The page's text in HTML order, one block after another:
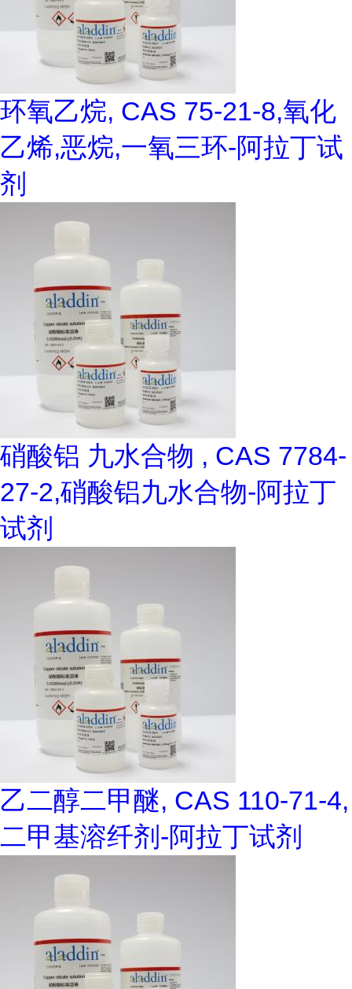
环氧乙烷, CAS 75-21-8,氧化
乙烯,恶烷,一氧三环-阿拉丁试
剂
硝酸铝 九水合物 , CAS 7784-
27-2,硝酸铝九水合物-阿拉丁
试剂
乙二醇二甲醚, CAS 110-71-4,
二甲基溶纤剂-阿拉丁试剂